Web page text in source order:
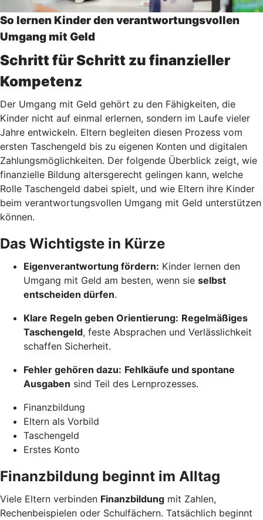
So lernen Kinder den verantwortungsvollen
Umgang mit Geld
Schritt für Schritt zu finanzieller
Kompetenz
Der Umgang mit Geld gehört zu den Fähigkeiten, die
Kinder nicht auf einmal erlernen, sondern im Laufe vieler
Jahre entwickeln. Eltern begleiten diesen Prozess vom
ersten Taschengeld bis zu eigenen Konten und digitalen
Zahlungsmöglichkeiten. Der folgende Überblick zeigt, wie
finanzielle Bildung altersgerecht gelingen kann, welche
Rolle Taschengeld dabei spielt, und wie Eltern ihre Kinder
beim verantwortungsvollen Umgang mit Geld unterstützen
können.
Das Wichtigste in Kürze
Eigenverantwortung fördern: Kinder lernen den
Umgang mit Geld am besten, wenn sie selbst
entscheiden dürfen.
Klare Regeln geben Orientierung: Regelmäßiges
Taschengeld, feste Absprachen und Verlässlichkeit
schaffen Sicherheit.
Fehler gehören dazu: Fehlkäufe und spontane
Ausgaben sind Teil des Lernprozesses.
Finanzbildung
Eltern als Vorbild
Taschengeld
Erstes Konto
Finanzbildung beginnt im Alltag
Viele Eltern verbinden Finanzbildung mit Zahlen,
Rechenbeispielen oder Schulfächern. Tatsächlich beginnt